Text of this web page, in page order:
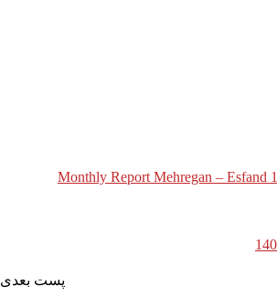
Monthly Report Mehregan – Esfand
پست بعدی